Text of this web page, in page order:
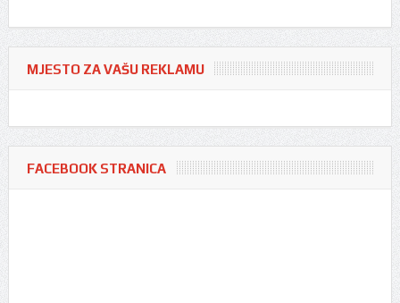
MJESTO ZA VAŠU REKLAMU
FACEBOOK STRANICA